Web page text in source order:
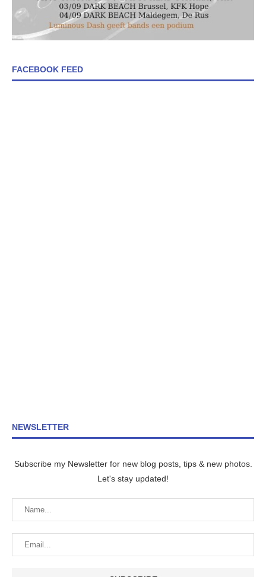
FACEBOOK FEED
NEWSLETTER
Subscribe my Newsletter for new blog posts, tips & new photos.
Let's stay updated!